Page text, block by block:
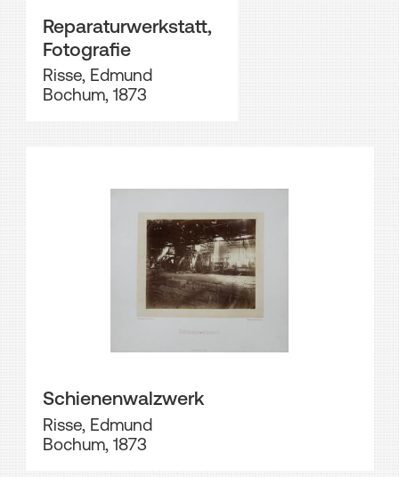
Reparaturwerkstatt,
Fotografie
Risse, Edmund
Bochum, 1873
Schienenwalzwerk
Risse, Edmund
Bochum, 1873